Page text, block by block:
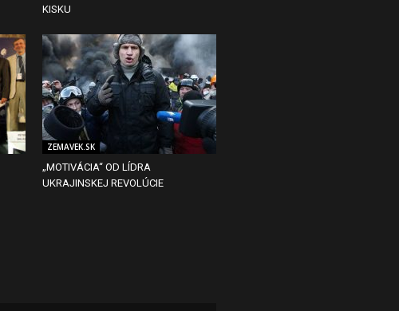
KISKU
ZEMAVEK.SK
„MOTIVÁCIA“ OD LÍDRA
UKRAJINSKEJ REVOLÚCIE